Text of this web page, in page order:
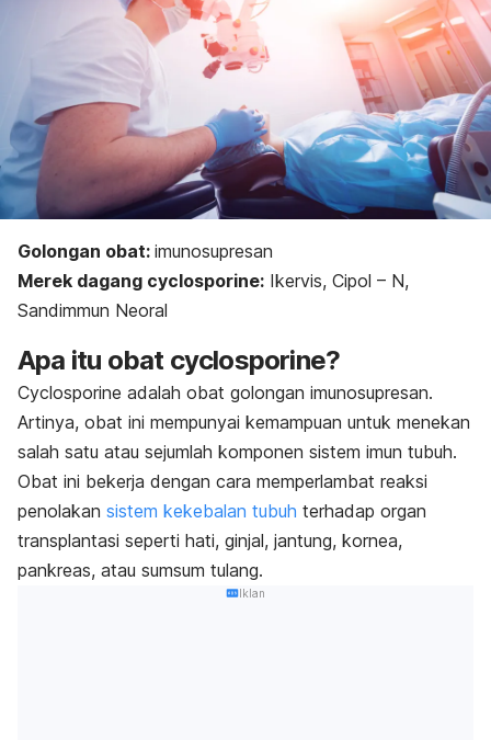
Golongan obat: imunosupresan
Merek dagang cyclosporine: Ikervis, Cipol – N,
Sandimmun Neoral
Apa itu obat cyclosporine?
Cyclosporine adalah obat golongan imunosupresan.
Artinya, obat ini mempunyai kemampuan untuk menekan
salah satu atau sejumlah komponen sistem imun tubuh.
Obat ini bekerja dengan cara memperlambat reaksi
penolakan sistem kekebalan tubuh terhadap organ
transplantasi seperti hati, ginjal, jantung, kornea,
pankreas, atau sumsum tulang.
Iklan